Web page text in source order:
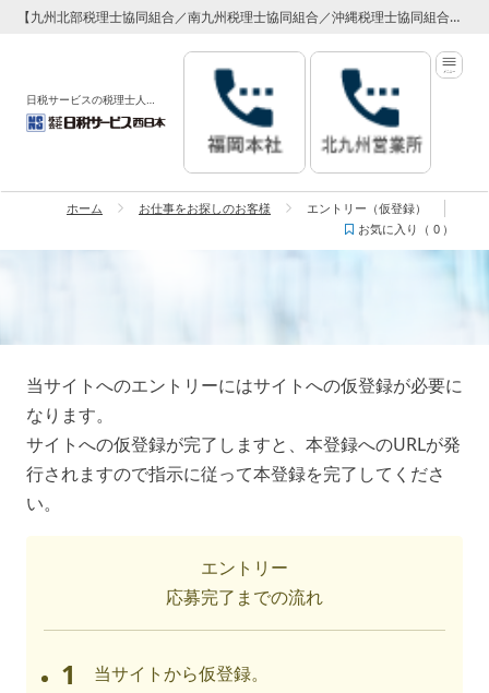
【九州北部税理士協同組合／南九州税理士協同組合／沖縄税理士協同組合】 専属代理店 日税サービス西日本
日税サービスの税理士人材紹介サービス
ホーム お仕事をお探しのお客様
エントリー（仮登録）
お気に入り（ 0 ）
当サイトへのエントリーにはサイトへの仮登録が必要に
なります。
サイトへの仮登録が完了しますと、本登録へのURLが発
行されますので指示に従って本登録を完了してくださ
い。
エントリー
応募完了までの流れ
1 当サイトから仮登録。